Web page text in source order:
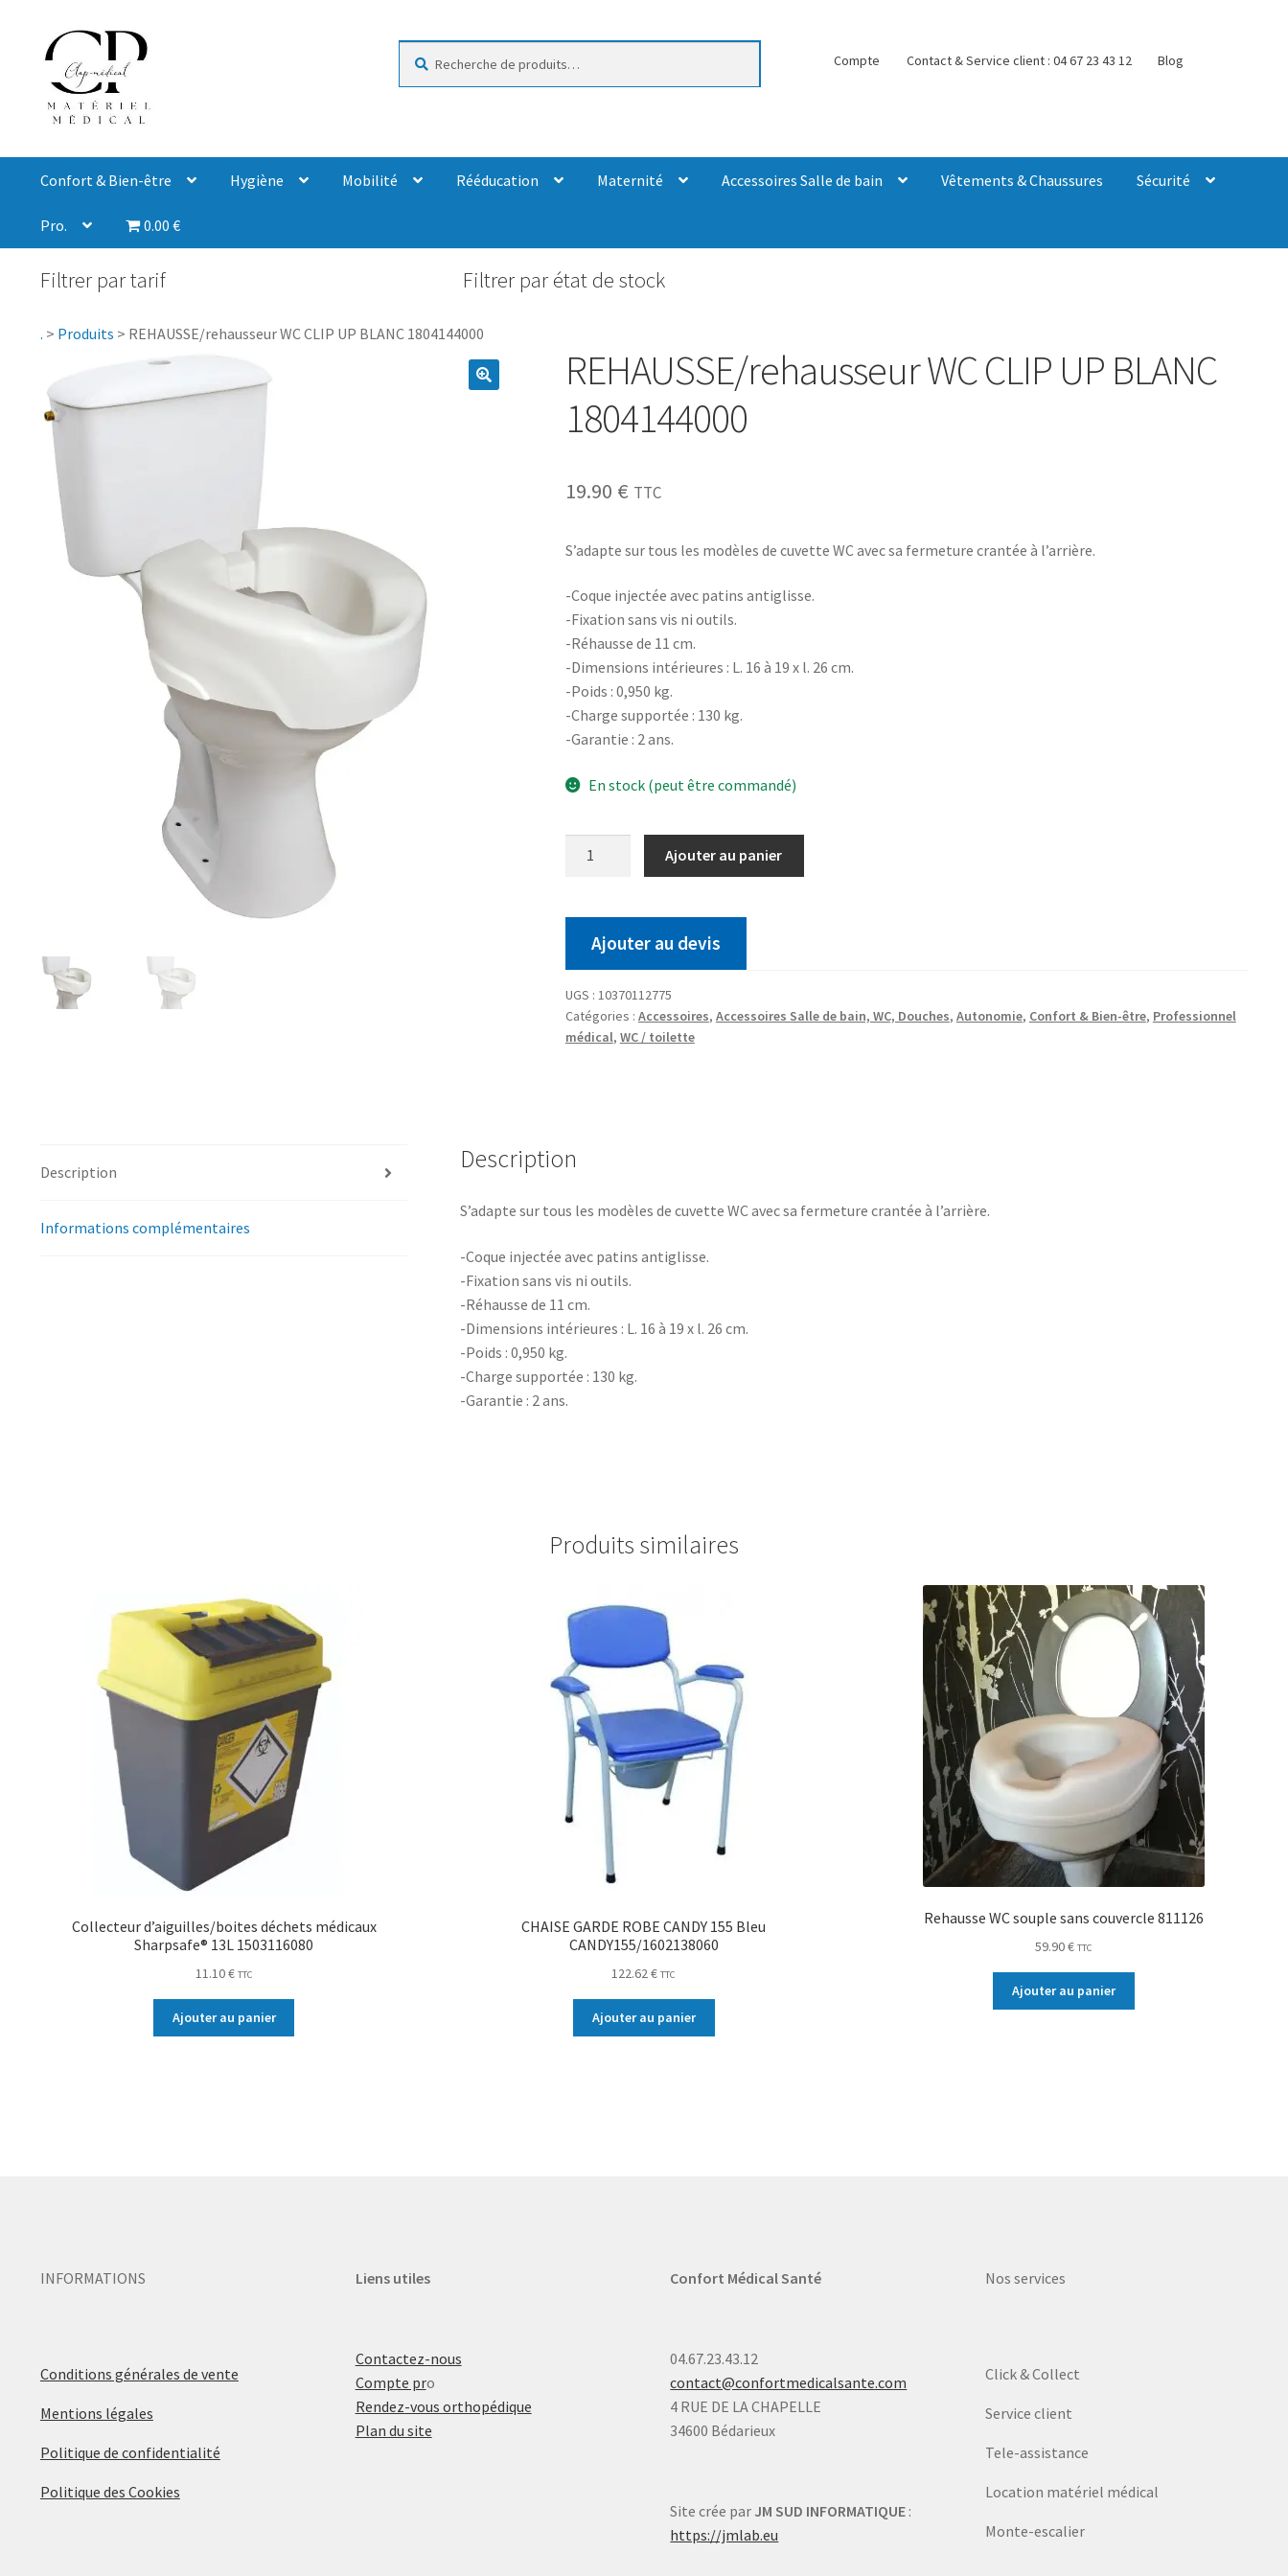
Compte Contact & Service client : 04 67 23 43 12 Blog
Confort & Bien-être Hygiène Mobilité Rééducation Maternité Accessoires Salle de bain Vêtements & Chaussures Sécurité
Pro. 0.00 €
Filtrer par tarif Filtrer par état de stock
. > Produits > REHAUSSE/rehausseur WC CLIP UP BLANC 1804144000
REHAUSSE/rehausseur WC CLIP UP BLANC
1804144000
19.90 € TTC
S’adapte sur tous les modèles de cuvette WC avec sa fermeture crantée à l’arrière.
-Coque injectée avec patins antiglisse.
-Fixation sans vis ni outils.
-Réhausse de 11 cm.
-Dimensions intérieures : L. 16 à 19 x l. 26 cm.
-Poids : 0,950 kg.
-Charge supportée : 130 kg.
-Garantie : 2 ans.
En stock (peut être commandé)
Ajouter au panier
Ajouter au devis
UGS : 10370112775
Catégories : Accessoires, Accessoires Salle de bain, WC, Douches, Autonomie, Confort & Bien-être, Professionnel
médical, WC / toilette
Description
Informations complémentaires
Description
S’adapte sur tous les modèles de cuvette WC avec sa fermeture crantée à l’arrière.
-Coque injectée avec patins antiglisse.
-Fixation sans vis ni outils.
-Réhausse de 11 cm.
-Dimensions intérieures : L. 16 à 19 x l. 26 cm.
-Poids : 0,950 kg.
-Charge supportée : 130 kg.
-Garantie : 2 ans.
Produits similaires
Collecteur d’aiguilles/boites déchets médicaux
Sharpsafe® 13L 1503116080
11.10€ TTC
Ajouter au panier
CHAISE GARDE ROBE CANDY 155 Bleu
CANDY155/1602138060
122.62€ TTC
Ajouter au panier
Rehausse WC souple sans couvercle 811126
59.90€ TTC
Ajouter au panier
INFORMATIONS
Conditions générales de vente
Mentions légales
Politique de confidentialité
Politique des Cookies
Liens utiles
Contactez-nous
Compte pro
Rendez-vous orthopédique
Plan du site
Confort Médical Santé
04.67.23.43.12
contact@confortmedicalsante.com
4 RUE DE LA CHAPELLE
34600 Bédarieux
Site crée par JM SUD INFORMATIQUE :
https://jmlab.eu
Nos services
Click & Collect
Service client
Tele-assistance
Location matériel médical
Monte-escalier